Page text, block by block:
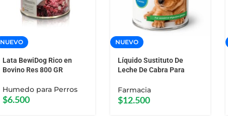
NUEVO
Lata BewiDog Rico en
Bovino Res 800 GR
Humedo para Perros
$6.500
NUEVO
Líquido Sustituto De
Leche De Cabra Para
Farmacia
$12.500